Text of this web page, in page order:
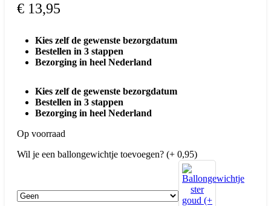
€ 13,95
Kies zelf de gewenste bezorgdatum
Bestellen in 3 stappen
Bezorging in heel Nederland
Kies zelf de gewenste bezorgdatum
Bestellen in 3 stappen
Bezorging in heel Nederland
Op voorraad
Wil je een ballongewichtje toevoegen? (+ 0,95)